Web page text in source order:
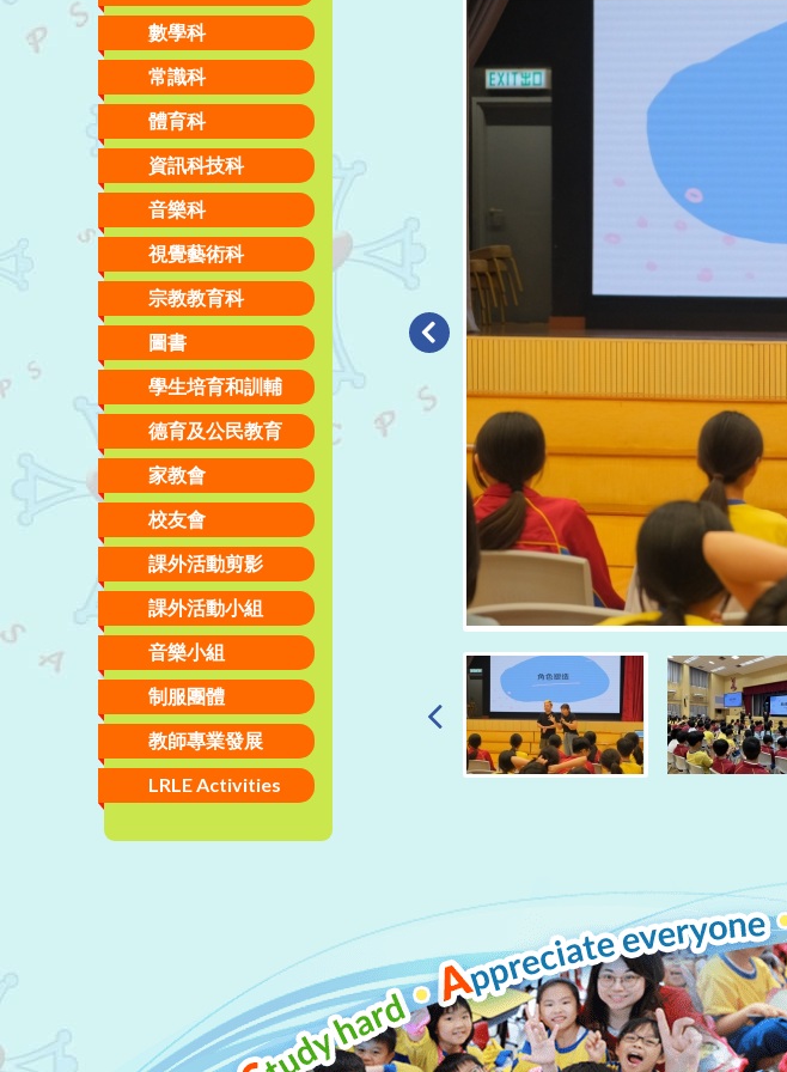
數學科
常識科
體育科
資訊科技科
音樂科
視覺藝術科
宗教教育科
圖書
學生培育和訓輔
德育及公民教育
家教會
校友會
課外活動剪影
課外活動小組
音樂小組
制服團體
教師專業發展
LRLE Activities